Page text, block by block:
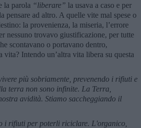
la parola “liberare” la usava a caso e per
ad altro. A quelle vite mal spese o
la provenienza, la miseria, l’errore
nessuno trovavo giustificazione, per tutte
scontavano o portavano dentro,
Intendo un’altra vita libera su questa
più sobriamente, prevenendo i rifiuti e
terra non sono infinite. La Terra,
avidità. Stiamo saccheggiando il
i rifiuti per poterli riciclare. L'organico,